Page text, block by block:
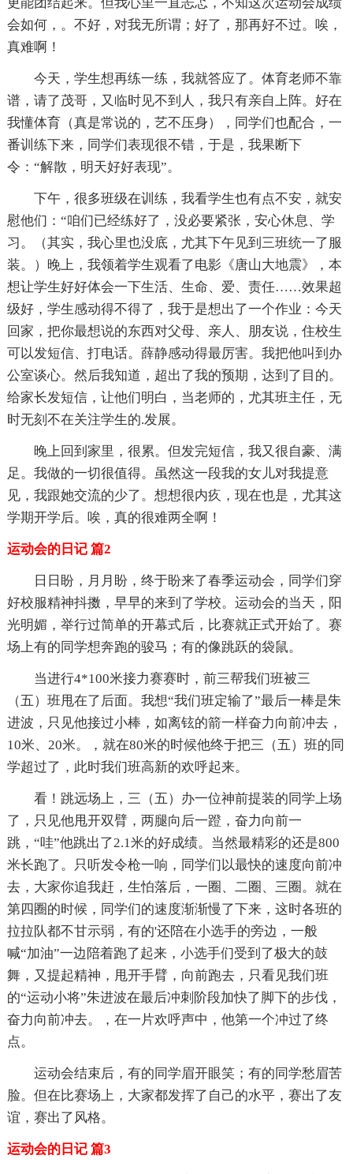
会如何，。不好，对我无所谓；好了，那再好不过。唉，
真难啊！
今天，学生想再练一练，我就答应了。体育老师不靠
谱，请了茂哥，又临时见不到人，我只有亲自上阵。好在
我懂体育（真是常说的，艺不压身），同学们也配合，一
番训练下来，同学们表现很不错，于是，我果断下
令：“解散，明天好好表现”。
下午，很多班级在训练，我看学生也有点不安，就安
慰他们：“咱们已经练好了，没必要紧张，安心休息、学
习。（其实，我心里也没底，尤其下午见到三班统一了服
装。）晚上，我领着学生观看了电影《唐山大地震》，本
想让学生好好体会一下生活、生命、爱、责任……效果超
级好，学生感动得不得了，我于是想出了一个作业：今天
回家，把你最想说的东西对父母、亲人、朋友说，住校生
可以发短信、打电话。薛静感动得最厉害。我把他叫到办
公室谈心。然后我知道，超出了我的预期，达到了目的。
给家长发短信，让他们明白，当老师的，尤其班主任，无
时无刻不在关注学生的.发展。
晚上回到家里，很累。但发完短信，我又很自豪、满
足。我做的一切很值得。虽然这一段我的女儿对我提意
见，我跟她交流的少了。想想很内疚，现在也是，尤其这
学期开学后。唉，真的很难两全啊！
运动会的日记 篇2
日日盼，月月盼，终于盼来了春季运动会，同学们穿
好校服精神抖擞，早早的来到了学校。运动会的当天，阳
光明媚，举行过简单的开幕式后，比赛就正式开始了。赛
场上有的同学想奔跑的骏马；有的像跳跃的袋鼠。
当进行4*100米接力赛赛时，前三帮我们班被三
（五）班甩在了后面。我想“我们班定输了”最后一棒是朱
进波，只见他接过小棒，如离铉的箭一样奋力向前冲去，
10米、20米。，就在80米的时候他终于把三（五）班的同
学超过了，此时我们班高新的欢呼起来。
看！跳远场上，三（五）办一位神前提装的同学上场
了，只见他甩开双臂，两腿向后一蹬，奋力向前一
跳，“哇”他跳出了2.1米的好成绩。当然最精彩的还是800
米长跑了。只听发令枪一响，同学们以最快的速度向前冲
去，大家你追我赶，生怕落后，一圈、二圈、三圈。就在
第四圈的时候，同学们的速度渐渐慢了下来，这时各班的
拉拉队都不甘示弱，有的'还陪在小选手的旁边，一般
喊“加油”一边陪着跑了起来，小选手们受到了极大的鼓
舞，又提起精神，甩开手臂，向前跑去，只看见我们班
的“运动小将”朱进波在最后冲刺阶段加快了脚下的步伐，
奋力向前冲去。，在一片欢呼声中，他第一个冲过了终
点。
运动会结束后，有的同学眉开眼笑；有的同学愁眉苦
脸。但在比赛场上，大家都发挥了自己的水平，赛出了友
谊，赛出了风格。
运动会的日记 篇3